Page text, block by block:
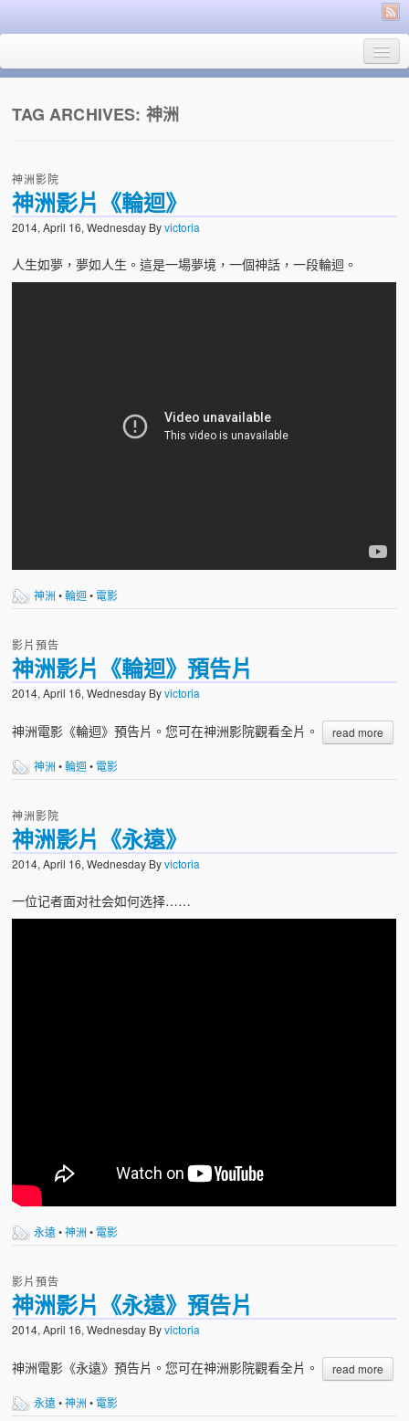
神洲電影製片廠
中文
關於我們
TAG ARCHIVES: 神洲
神洲影院
神洲影片《輪迴》
2014, April 16, Wednesday Byvictoria
人生如夢，夢如人生。這是一場夢境，一個神話，一段輪迴。
神洲 •輪迴 • 電影
影片預告
神洲影片《輪迴》預告片
2014, April 16, Wednesday Byvictoria
神洲電影《輪迴》預告片。您可在神洲影院觀看全片。 read more
神洲 •輪迴 • 電影
神洲影院
神洲影片《永遠》
2014, April 16, Wednesday Byvictoria
一位记者面对社会如何选择……
永遠•神洲 • 電影
影片預告
神洲影片《永遠》預告片
2014, April 16, Wednesday Byvictoria
神洲電影《永遠》預告片。您可在神洲影院觀看全片。 read more
永遠•神洲 • 電影